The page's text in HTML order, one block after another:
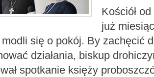
Kościół
już
się o pokój. By zachęcić
działania, biskup
spotkanie księży